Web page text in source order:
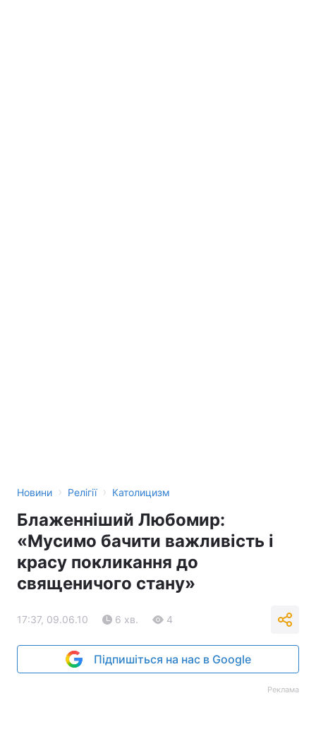
Новини › Релігії › Католицизм
Блаженніший Любомир:
«Мусимо бачити важливість і
красу покликання до
священичого стану»
17:37, 09.06.10 6 хв. 4
Підпишіться на нас в Google
Реклама